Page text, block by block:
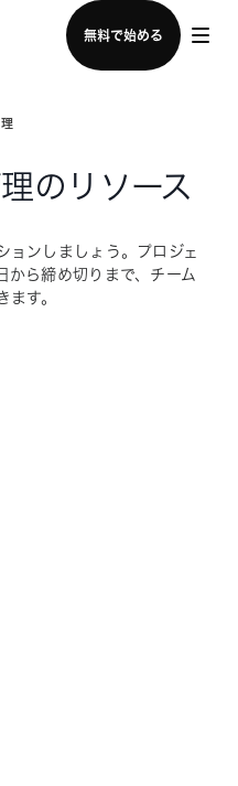
無料で始める
問い合わせる
のリソース
ョンしましょう。プロジェ
から締め切りまで、チーム
ます。